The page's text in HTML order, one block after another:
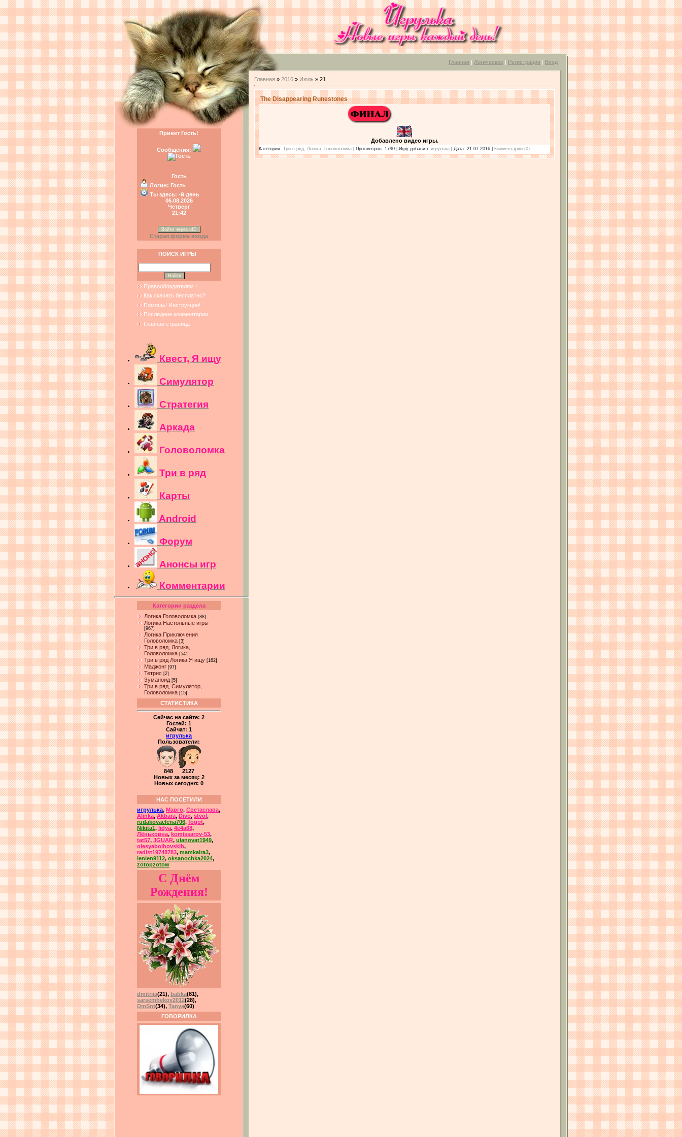
Главная | Логические | Регистрация | Вход
Привет Гость!
Сообщения:
Гость
Логин: Гость
Ты здесь: -й день
06.08.2026
Четверг
21:42
Войти через uID
Старая форма входа
ПОИСК ИГРЫ
Правообладателям !
Как скачать бесплатно?
Помощь! Инструкции!
Последние комментарии
Главная страница
Квест, Я ищу
Симулятор
Стратегия
Аркада
Головоломка
Три в ряд
Карты
Android
Форум
Анонсы игр
Комментарии
Категории раздела
Логика Головоломка [88]
Логика Настольные игры
[967]
Логика Приключения
Головоломка [3]
Три в ряд, Логика,
Головоломка [541]
Три в ряд Логика Я ищу [162]
Маджонг [97]
Тетрис [2]
Зуманоид [5]
Три в ряд, Симулятор,
Головоломка [15]
СТАТИСТИКА
Сейчас на сайте: 2
Гостей: 1
Сайчат: 1
игрулька
Пользователи:
848 2127
Новых за месяц: 2
Новых сегодня: 0
НАС ПОСЕТИЛИ
игрулька, Марго, Светаслава,
Alinka, Akbara, Divo, stvol ,
rudakovaelena706, fogot,
Nikita1, lidya, 4e4a68,
Лёньковна, komissarov-53,
tat57, JGUAR, ulanovat1949,
olesyabolhovskih,
radist19748783, mamkaira3,
lenlen9112, oksanochka2024,
zotopzotow
С Днём
Рождения!
dmitriia(21), babka(81),
sarsembekov2012(28),
DmSnt(34), Tanya(60)
ГОВОРИЛКА
Главная » 2016 » Июль » 21
The Disappearing Runestones
Добавлено видео игры.
Категория: Три в ряд, Логика, Головоломка | Просмотров: 1790 | Игру добавил: игрулька | Дата: 21.07.2016 Комментарии (0)